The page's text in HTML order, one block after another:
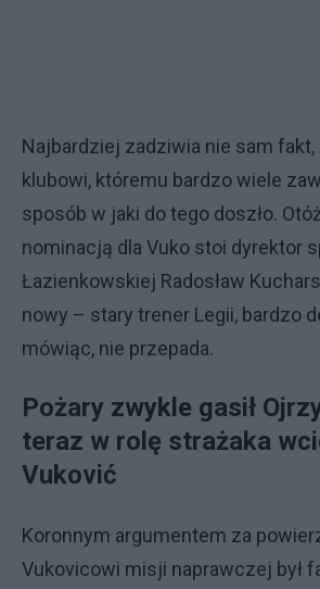
Najbardziej zadziwia nie sam fakt,
klubowi, któremu bardzo wiele
sposób w jaki do tego doszło.
nominacją dla Vuko stoi dyrektor
Łazienkowskiej Radosław
nowy – stary trener Legii, bardzo
mówiąc, nie przepada.
Pożary zwykle gasił
teraz w rolę strażaka
Vuković
Koronnym argumentem za
Vukovicowi misji naprawczej był